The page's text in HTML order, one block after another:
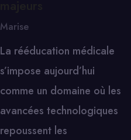
Marise
La rééducation médicale
s’impose aujourd’hui
comme un domaine où les
avancées technologiques
repoussent les